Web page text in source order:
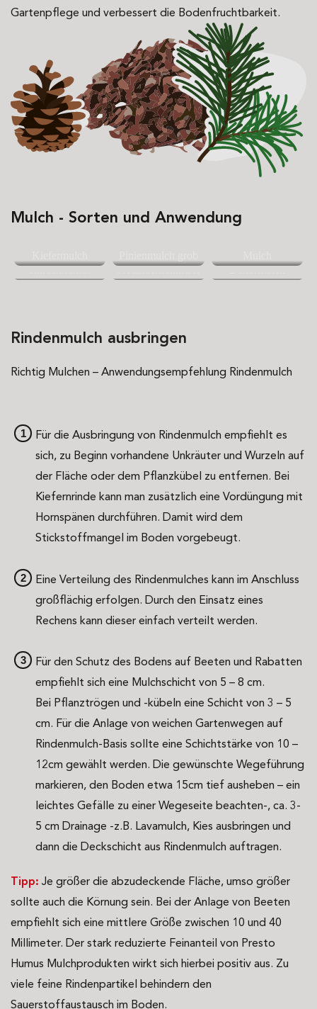
Gartenpflege und verbessert die Bodenfruchtbarkeit.
Mulch - Sorten und Anwendung
Rindenhumus
Holzhackschnitzel Dekormulch
Rindenmulch ausbringen
Richtig Mulchen – Anwendungsempfehlung Rindenmulch
Für die Ausbringung von Rindenmulch empfiehlt es
sich, zu Beginn vorhandene Unkräuter und Wurzeln auf
der Fläche oder dem Pflanzkübel zu entfernen. Bei
Kiefernrinde kann man zusätzlich eine Vordüngung mit
Hornspänen durchführen. Damit wird dem
Stickstoffmangel im Boden vorgebeugt.
Eine Verteilung des Rindenmulches kann im Anschluss
großflächig erfolgen. Durch den Einsatz eines
Rechens kann dieser einfach verteilt werden.
Für den Schutz des Bodens auf Beeten und Rabatten
empfiehlt sich eine Mulchschicht von 5 – 8 cm.
Bei Pflanztrögen und -kübeln eine Schicht von 3 – 5
cm. Für die Anlage von weichen Gartenwegen auf
Rindenmulch-Basis sollte eine Schichtstärke von 10 –
12cm gewählt werden. Die gewünschte Wegeführung
markieren, den Boden etwa 15cm tief ausheben – ein
leichtes Gefälle zu einer Wegeseite beachten-, ca. 3-
5 cm Drainage -z.B. Lavamulch, Kies ausbringen und
dann die Deckschicht aus Rindenmulch auftragen.
Tipp: Je größer die abzudeckende Fläche, umso größer
sollte auch die Körnung sein. Bei der Anlage von Beeten
empfiehlt sich eine mittlere Größe zwischen 10 und 40
Millimeter. Der stark reduzierte Feinanteil von Presto
Humus Mulchprodukten wirkt sich hierbei positiv aus. Zu
viele feine Rindenpartikel behindern den
Sauerstoffaustausch im Boden.